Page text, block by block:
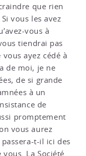
que rien
vous les avez
vous à
tiendrai pas
ayez cédé à
de moi, je ne
de si grande
à un
de
promptement
vous aurez
t-il ici des
vous. La Société